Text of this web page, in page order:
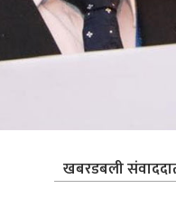
खबरडबली